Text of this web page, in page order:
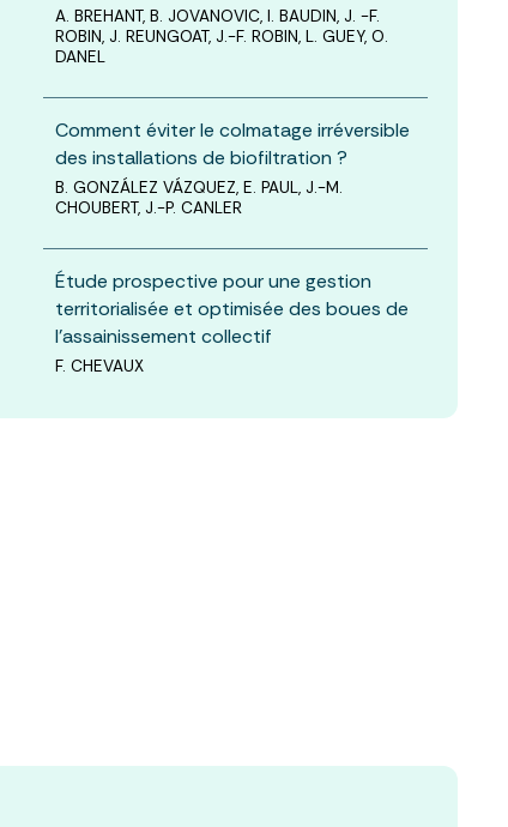
A. BREHANT, B. JOVANOVIC, I. BAUDIN, J. -F.
ROBIN, J. REUNGOAT, J.-F. ROBIN, L. GUEY, O.
DANEL
Comment éviter le colmatage irréversible
des installations de biofiltration ?
B. GONZÁLEZ VÁZQUEZ, E. PAUL, J.-M.
CHOUBERT, J.-P. CANLER
Étude prospective pour une gestion
territorialisée et optimisée des boues de
l’assainissement collectif
F. CHEVAUX